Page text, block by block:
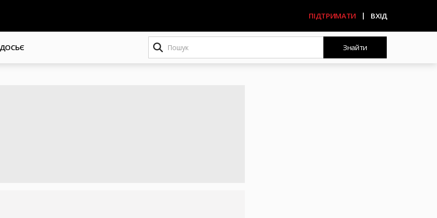
ПІДТРИМАТИ ВХІД
ДОСЬЄ
Пошук
Знайти